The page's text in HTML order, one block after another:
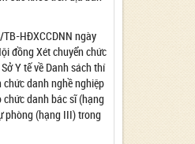
cung cấp dịch vụ diệt
bằng chế phẩm
điều kiện quan trắc môi
trang thiết bị y tế
điều kiện tiêm chủng
điều kiện hoạt động
HĐXCCDNN ngày
đồng Xét chuyển chức
Y tế về Danh sách thí
chức danh nghề nghiệp
danh bác sĩ (hạng
phòng (hạng III) trong